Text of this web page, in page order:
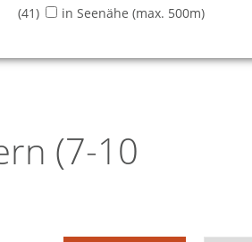
(41) in Seenähe (max. 500m)
(7-10